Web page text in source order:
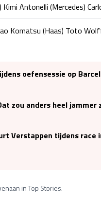
Kimi Antonelli (Mercedes)
Komatsu (Haas) Toto
oefensessie op
zou anders heel jammer
Verstappen tijdens race
in Top Stories.